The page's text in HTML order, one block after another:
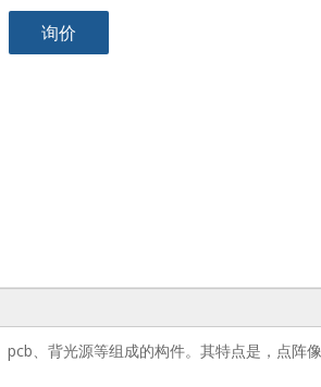
询价
、背光源等组成的构件。其特点是，点阵